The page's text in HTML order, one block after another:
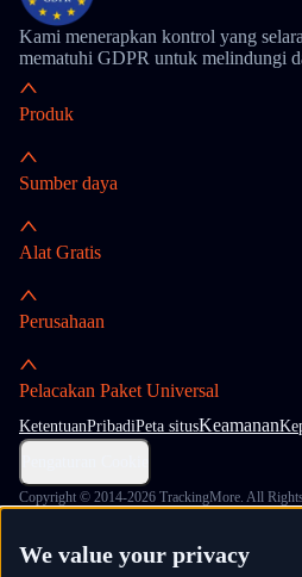
Kami menerapkan kontrol yang
mematuhi GDPR untuk melindungi
Produk
Sumber daya
Alat Gratis
Perusahaan
Pelacakan Paket Universal
KetentuanPribadiPeta situsKeamanan
Copyright © 2014-2026 TrackingMore. All
We value your privacy